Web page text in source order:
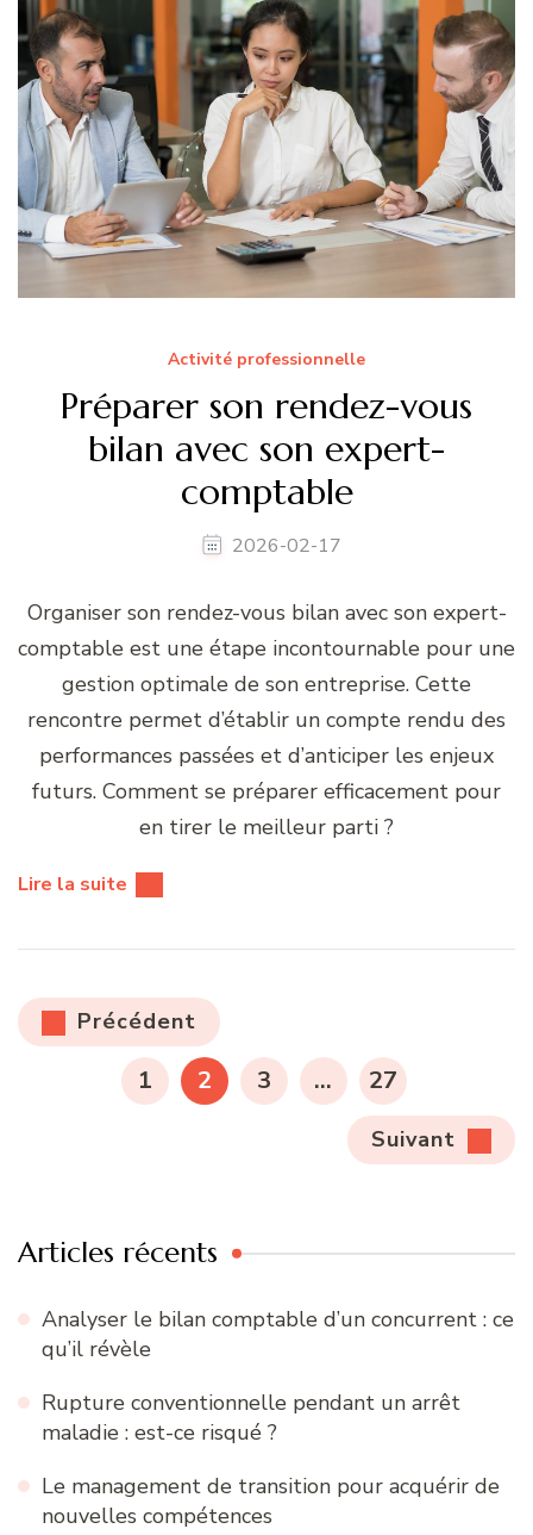
Activité professionnelle
Préparer son rendez-vous
bilan avec son expert-
comptable
2026-02-17
Organiser son rendez-vous bilan avec son expert-
comptable est une étape incontournable pour une
gestion optimale de son entreprise. Cette
rencontre permet d’établir un compte rendu des
performances passées et d’anticiper les enjeux
futurs. Comment se préparer efficacement pour
en tirer le meilleur parti ?
Lire la suite
Pagination
des
publications
Précédent
PAGE
1 PAGE
2 PAGE
3 … PAGE
27
Suivant
Articles récents
Analyser le bilan comptable d’un concurrent : ce
qu’il révèle
Rupture conventionnelle pendant un arrêt
maladie : est-ce risqué ?
Le management de transition pour acquérir de
nouvelles compétences